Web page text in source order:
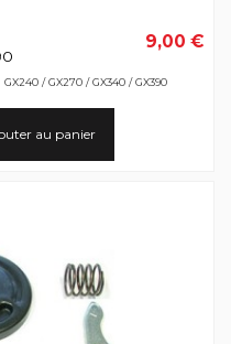
9,00 €
/ GX270 / GX340 / GX390
au panier